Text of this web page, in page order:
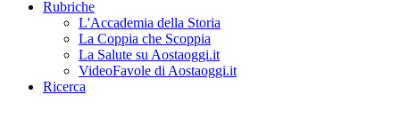
Rubriche
L'Accademia della Storia
La Coppia che Scoppia
La Salute su Aostaoggi.it
VideoFavole di Aostaoggi.it
Ricerca